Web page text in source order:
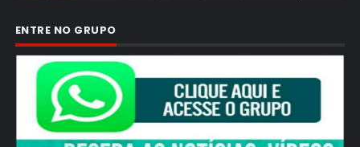
ENTRE NO GRUPO